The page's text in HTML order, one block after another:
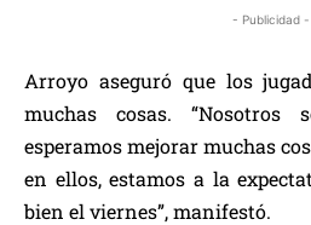
- Publicidad -
Arroyo aseguró que los
muchas cosas. “Nosotros
esperamos mejorar muchas
en ellos, estamos a la
bien el viernes”, manifestó.